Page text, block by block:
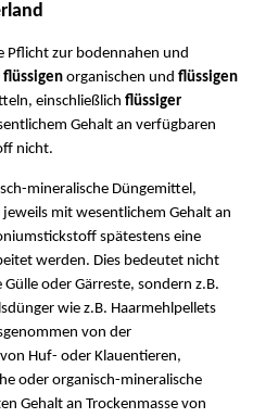
Pflicht zur bodennahen und
flüssigen organischen und flüssigen
einschließlich flüssiger
Gehalt an verfügbaren
nicht.
mineralische Düngemittel,
mit wesentlichem Gehalt an
spätestens eine
werden. Dies bedeutet nicht
oder Gärreste, sondern z.B.
wie z.B. Haarmehlpellets
von der
Huf- oder Klauentieren,
oder organisch-mineralische
Gehalt an Trockenmasse von